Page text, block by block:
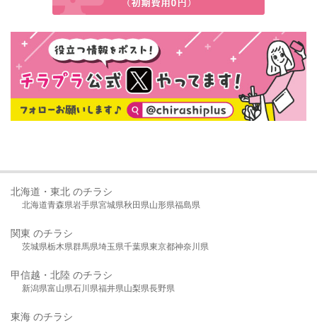
北海道・東北 のチラシ
北海道青森県岩手県宮城県秋田県山形県福島県
関東 のチラシ
茨城県栃木県群馬県埼玉県千葉県東京都神奈川県
甲信越・北陸 のチラシ
新潟県富山県石川県福井県山梨県長野県
東海 のチラシ